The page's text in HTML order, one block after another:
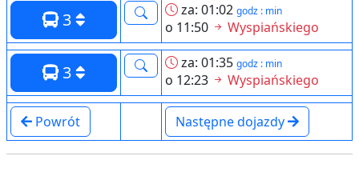
3 za: 01:02 godz : min
o 11:50 Wyspiańskiego
3 za: 01:35 godz : min
o 12:23 Wyspiańskiego
Powrót Następne dojazdy